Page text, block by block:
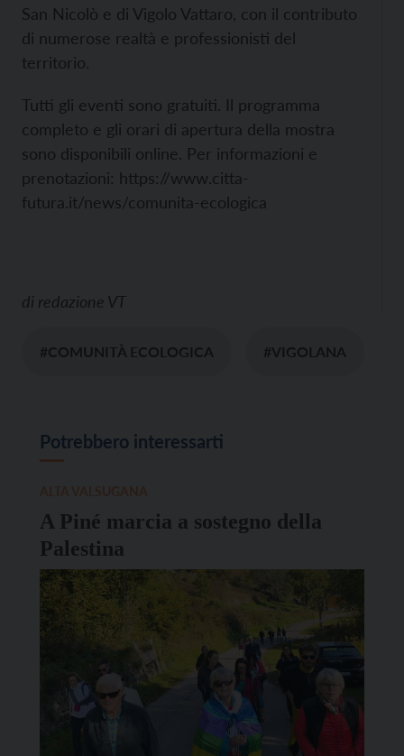
San Nicolò e di Vigolo Vattaro, con il contributo
di numerose realtà e professionisti del
territorio.
Tutti gli eventi sono gratuiti. Il programma
completo e gli orari di apertura della mostra
sono disponibili online. Per informazioni e
prenotazioni: https://www.citta-
futura.it/news/comunita-ecologica
di redazione VT
#COMUNITÀ ECOLOGICA #VIGOLANA
Potrebbero interessarti
A Piné marcia a sostegno della
Palestina